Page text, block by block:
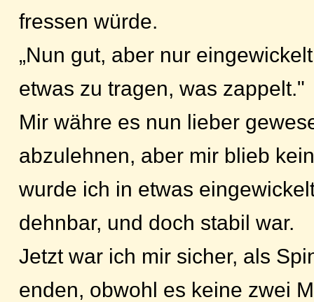
fressen würde.
„Nun gut, aber nur
etwas zu tragen, was zappelt."
Mir währe es nun lieber
abzulehnen, aber mir blieb
wurde ich in etwas
dehnbar, und doch stabil war.
Jetzt war ich mir sicher, als
enden, obwohl es keine zwei